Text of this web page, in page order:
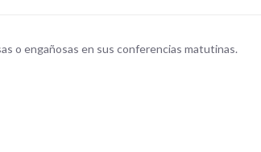
o engañosas en sus conferencias matutinas.